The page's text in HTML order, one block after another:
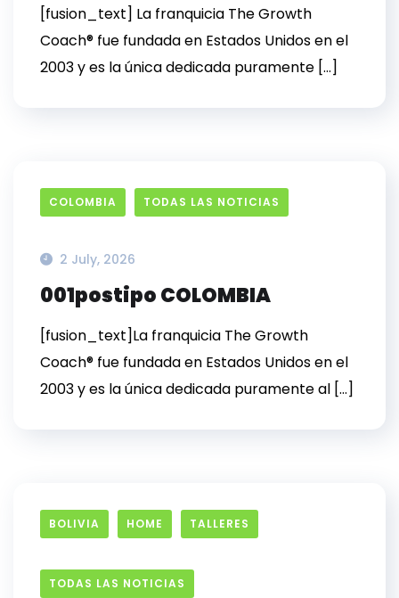
[fusion_text] La franquicia The Growth
Coach® fue fundada en Estados Unidos en el
2003 y es la única dedicada puramente […]
COLOMBIA TODAS LAS NOTICIAS
2 July, 2026
001postipo COLOMBIA
[fusion_text]La franquicia The Growth
Coach® fue fundada en Estados Unidos en el
2003 y es la única dedicada puramente al […]
BOLIVIA HOME TALLERES
TODAS LAS NOTICIAS